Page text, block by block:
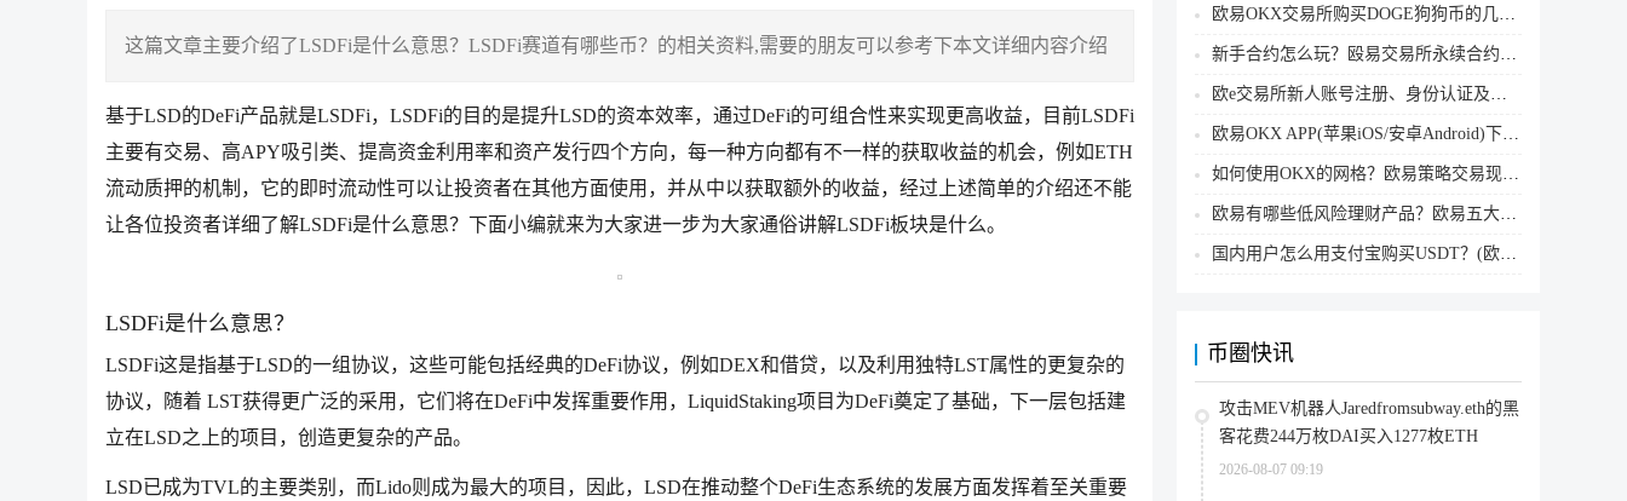
这篇文章主要介绍了LSDFi是什么意思？LSDFi赛道有哪些币？的相关资料,需要的朋友可以参考下本文详细内容介绍
基于LSD的DeFi产品就是LSDFi，LSDFi的目的是提升LSD的资本效率，通过DeFi的可组合性来实现更高收益，目前LSDFi
主要有交易、高APY吸引类、提高资金利用率和资产发行四个方向，每一种方向都有不一样的获取收益的机会，例如ETH
流动质押的机制，它的即时流动性可以让投资者在其他方面使用，并从中以获取额外的收益，经过上述简单的介绍还不能
让各位投资者详细了解LSDFi是什么意思？下面小编就来为大家进一步为大家通俗讲解LSDFi板块是什么。
LSDFi是什么意思？
LSDFi这是指基于LSD的一组协议，这些可能包括经典的DeFi协议，例如DEX和借贷，以及利用独特LST属性的更复杂的
协议，随着 LST获得更广泛的采用，它们将在DeFi中发挥重要作用，LiquidStaking项目为DeFi奠定了基础，下一层包括建
立在LSD之上的项目，创造更复杂的产品。
LSD已成为TVL的主要类别，而Lido则成为最大的项目，因此，LSD在推动整个DeFi生态系统的发展方面发挥着至关重要
欧易OKX交易所购买DOGE狗狗币的几个方式汇总
新手合约怎么玩？殴易交易所永续合约操作步骤教程(APP/Web端)
欧e交易所新人账号注册、身份认证及安全设置教程
欧易OKX APP(苹果iOS/安卓Android)下载图文教程
如何使用OKX的网格？欧易策略交易现货网格新手操作流程
欧易有哪些低风险理财产品？欧易五大低风险理财产品详细介绍
国内用户怎么用支付宝购买USDT？(欧易交易所为例)
币圈快讯
攻击MEV机器人Jaredfromsubway.eth的黑
客花费244万枚DAI买入1277枚ETH
2026-08-07 09:19